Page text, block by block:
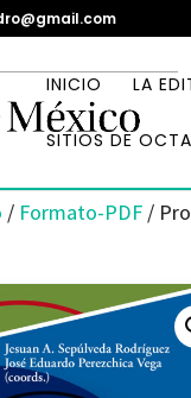
INICIO LA
SITIOS DE
/ Formato-PDF /